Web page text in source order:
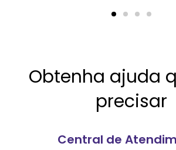
Obtenha ajuda
precisar
Central de